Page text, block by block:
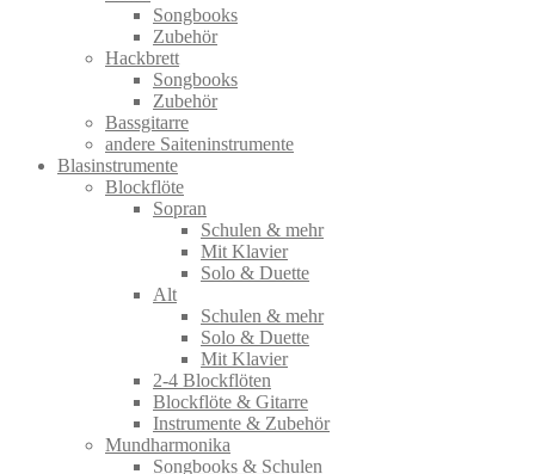
Songbooks
Zubehör
Hackbrett
Songbooks
Zubehör
Bassgitarre
andere Saiteninstrumente
Blasinstrumente
Blockflöte
Sopran
Schulen & mehr
Mit Klavier
Solo & Duette
Alt
Schulen & mehr
Solo & Duette
Mit Klavier
2-4 Blockflöten
Blockflöte & Gitarre
Instrumente & Zubehör
Mundharmonika
Songbooks & Schulen